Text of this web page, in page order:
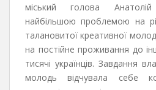
міський голова
найбільшою проблемою на
талановитої креативної
на постійне проживання до
тисячі українців. Завдання
молодь відчувала себе